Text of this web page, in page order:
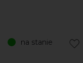
na stanie